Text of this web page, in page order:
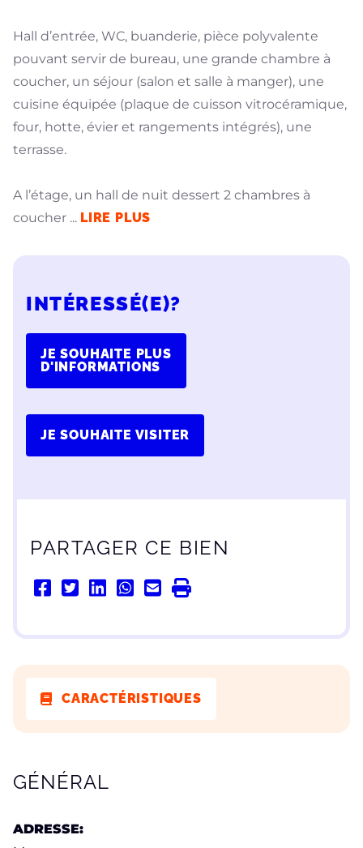
Hall d’entrée, WC, buanderie, pièce polyvalente
pouvant servir de bureau, une grande chambre à
coucher, un séjour (salon et salle à manger), une
cuisine équipée (plaque de cuisson vitrocéramique,
four, hotte, évier et rangements intégrés), une
terrasse.
A l’étage, un hall de nuit dessert 2 chambres à
coucher ... LIRE PLUS
INTÉRESSÉ(E)?
JE SOUHAITE PLUS
D'INFORMATIONS
JE SOUHAITE VISITER
PARTAGER CE BIEN
CARACTÉRISTIQUES
CARACTÉRISTIQUES
GÉNÉRAL
ADRESSE: